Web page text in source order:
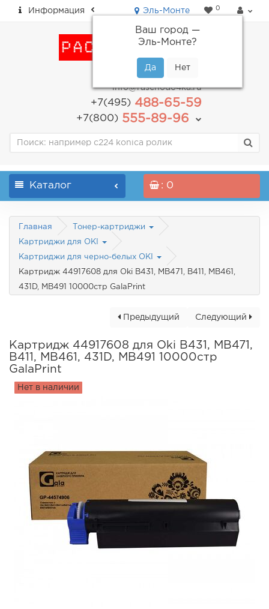
Информация Эль-Монте
Ваш город —
Эль-Монте?
0
пн-пт: с 9.00 до 18.00
info@raschodo4ka.ru
+7(495)488-65-59
+7(800)555-89-96
Каталог : 0
Главная Тонер-картриджи
Картриджи для OKI
Картриджи для черно-белых OKI
Картридж 44917608 для Oki B431, MB471, B411, MB461,
431D, MB491 10000стр GalaPrint
Следующий
Предыдущий
Картридж 44917608 для Oki B431, MB471,
B411, MB461, 431D, MB491 10000стр
GalaPrint
Нет в наличии